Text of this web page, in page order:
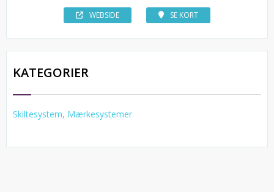
WEBSIDE SE KORT
KATEGORIER
Skiltesystem, Mærkesystemer